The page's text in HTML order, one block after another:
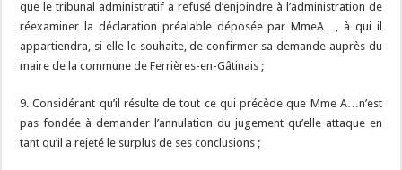
que le tribunal administratif a refusé d’enjoindre à l’administration de
réexaminer la déclaration préalable déposée par MmeA…, à qui il
appartiendra, si elle le souhaite, de confirmer sa demande auprès du
maire de la commune de Ferrières-en-Gâtinais ;
9. Considérant qu’il résulte de tout ce qui précède que Mme A…n’est
pas fondée à demander l’annulation du jugement qu’elle attaque en
tant qu’il a rejeté le surplus de ses conclusions ;